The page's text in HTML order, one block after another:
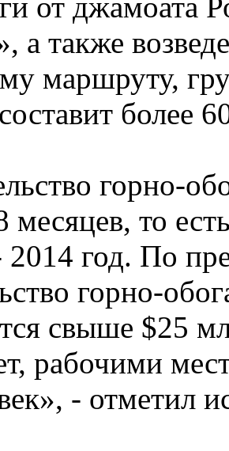
а также
маршруту,
более
горно-
месяцев, то
2014 год. По
горно-
свыше $25
рабочими
- отметил